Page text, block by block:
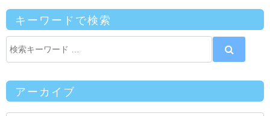
キーワードで検索
アーカイブ